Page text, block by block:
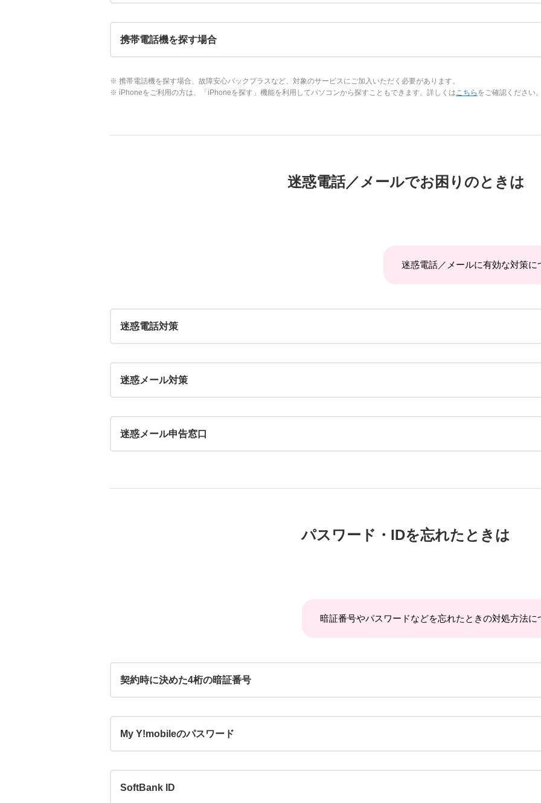
携帯電話機を探す場合
※ 携帯電話機を探す場合、故障安心パックプラスなど、対象のサービスにご加入いただく必要があります。
※ iPhoneをご利用の方は、「iPhoneを探す」機能を利用してパソコンから探すこともできます。詳しくはこちら をご確認ください
迷惑電話／メールでお困りのときは
迷惑電話／メールに有効な対策に
迷惑電話対策
迷惑メール対策
迷惑メール申告窓口
パスワード・IDを忘れたときは
暗証番号やパスワードなどを忘れたときの対処方法に
契約時に決めた4桁の暗証番号
My Y!mobileのパスワード
SoftBank ID